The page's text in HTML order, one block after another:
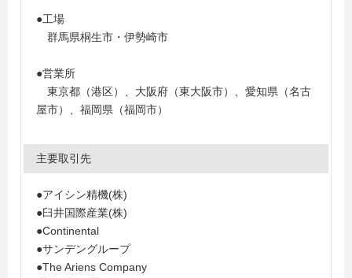
●工場
群馬県桐生市・伊勢崎市
●営業所
東京都（港区）、大阪府（東大阪市）、愛知県（名古
屋市）、福岡県（福岡市）
主要取引先
●アイシン精機(株)
●臼井国際産業(株)
●Continental
●サンデングループ
●The Ariens Company